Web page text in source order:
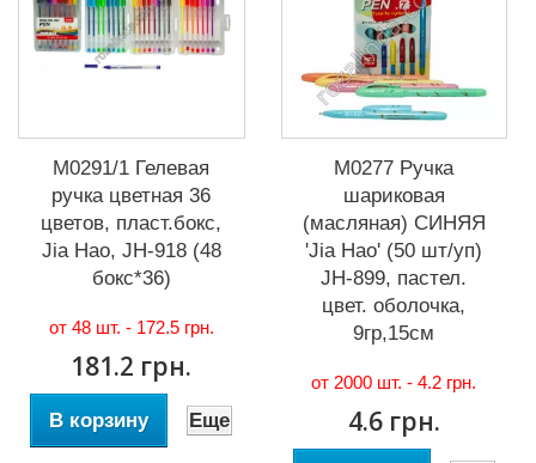
М0291/1 Гелевая
ручка цветная 36
цветов, пласт.бокс,
Jia Hao, JH-918 (48
бокс*36)
от 48 шт. - 172.5 грн.
181.2 грн.
В корзину Еще
М0277 Ручка
шариковая
(масляная) СИНЯЯ
'Jia Hao' (50 шт/уп)
JH-899, пастел.
цвет. оболочка,
9гр,15см
от 2000 шт. -4.2 грн.
4.6 грн.